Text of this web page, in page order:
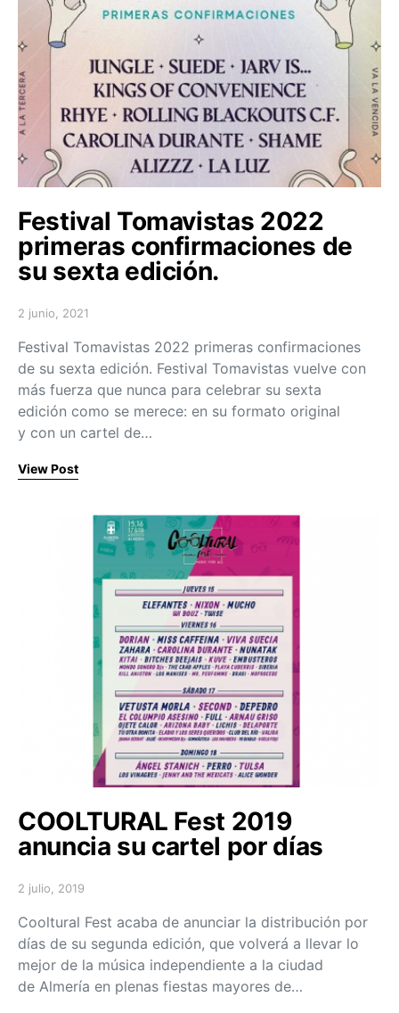
Festival Tomavistas 2022
primeras confirmaciones de
su sexta edición.
Posted on
2 junio, 2021
Festival Tomavistas 2022 primeras confirmaciones
de su sexta edición. Festival Tomavistas vuelve con
más fuerza que nunca para celebrar su sexta
edición como se merece: en su formato original
y con un cartel de…
View Post
COOLTURAL Fest 2019
anuncia su cartel por días
Posted on
2 julio, 2019
Cooltural Fest acaba de anunciar la distribución por
días de su segunda edición, que volverá a llevar lo
mejor de la música independiente a la ciudad
de Almería en plenas fiestas mayores de…